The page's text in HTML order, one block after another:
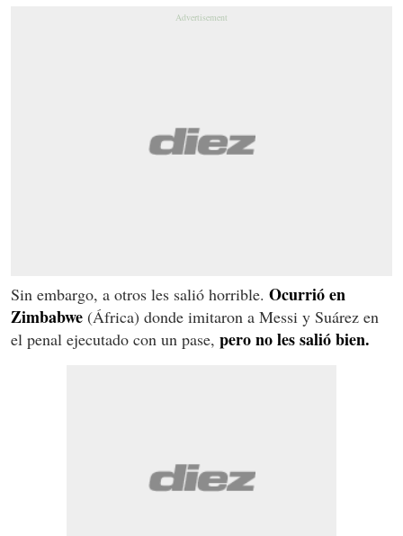
Sin embargo, a otros les salió horrible. Ocurrió en
Zimbabwe (África) donde imitaron a Messi y Suárez en
el penal ejecutado con un pase, pero no les salió bien.